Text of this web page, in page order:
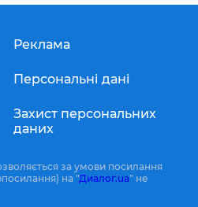
Реклама
Персональні дані
Захист персональних
даних
за умови посилання
на "Диалог.ua" не